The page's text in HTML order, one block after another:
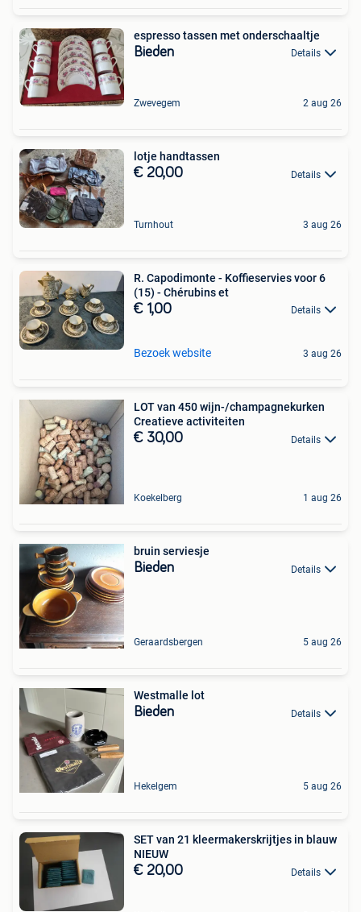
espresso tassen met onderschaaltje
Bieden Details
Zwevegem 2 aug 26
lotje handtassen
€ 20,00 Details
Turnhout 3 aug 26
R. Capodimonte - Koffieservies voor 6
(15) - Chérubins et
€ 1,00 Details
Bezoek website 3 aug 26
LOT van 450 wijn-/champagnekurken
Creatieve activiteiten
€ 30,00 Details
Koekelberg 1 aug 26
bruin serviesje
Bieden Details
Geraardsbergen 5 aug 26
Westmalle lot
Bieden Details
Hekelgem 5 aug 26
SET van 21 kleermakerskrijtjes in blauw
NIEUW
€ 20,00 Details